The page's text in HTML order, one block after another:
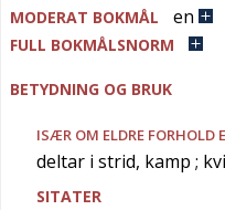
MODERAT BOKMÅL en
FULL BOKMÅLSNORM
BETYDNING OG BRUK
ISÆR OM ELDRE FORHOLD
deltar i strid, kamp ;
SITATER